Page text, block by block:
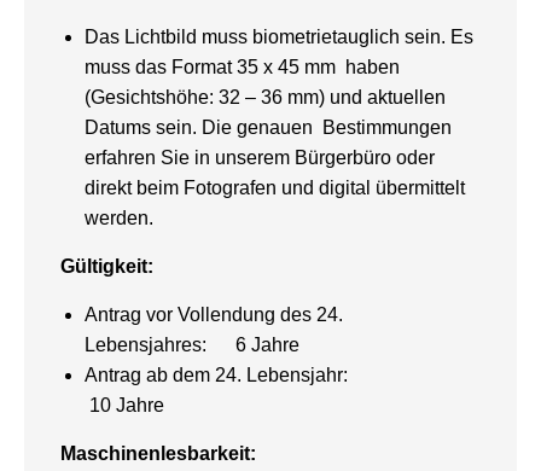
Das Lichtbild muss biometrietauglich sein. Es
muss das Format 35 x 45 mm haben
(Gesichtshöhe: 32 – 36 mm) und aktuellen
Datums sein. Die genauen Bestimmungen
erfahren Sie in unserem Bürgerbüro oder
direkt beim Fotografen und digital übermittelt
werden.
Gültigkeit:
Antrag vor Vollendung des 24.
Lebensjahres: 6 Jahre
Antrag ab dem 24. Lebensjahr:
10 Jahre
Maschinenlesbarkeit: